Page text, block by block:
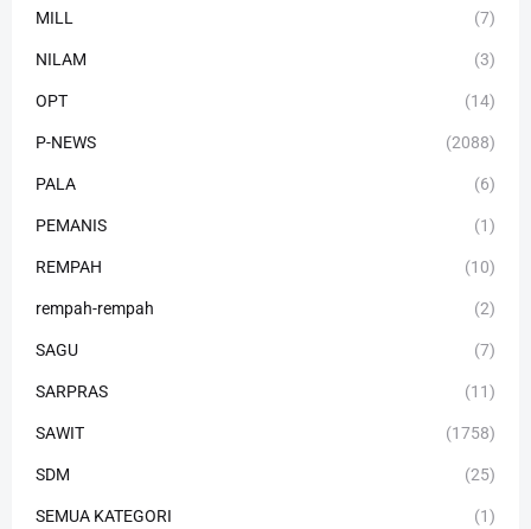
MILL (7)
NILAM (3)
OPT (14)
P-NEWS (2088)
PALA (6)
PEMANIS (1)
REMPAH (10)
rempah-rempah (2)
SAGU (7)
SARPRAS (11)
SAWIT (1758)
SDM (25)
SEMUA KATEGORI (1)